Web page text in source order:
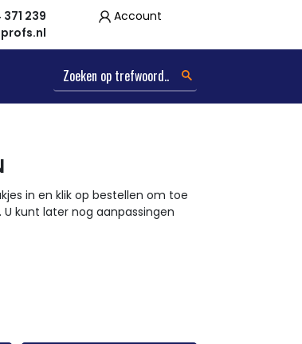
239
Account
in en klik op bestellen om toe
kunt later nog aanpassingen